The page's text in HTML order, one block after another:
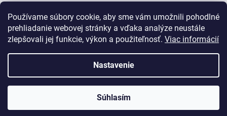
Používame súbory cookie, aby sme vám umožnili pohodlné
prehliadanie webovej stránky a vďaka analýze neustále
zlepšovali jej funkcie, výkon a použiteľnosť. Viac informácií
Nastavenie
Súhlasím
Obchodné podmienky
Ochrana osobných údajov
Bicykle Schwabik
vyhradené.